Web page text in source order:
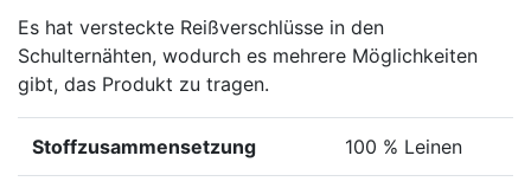
Es hat versteckte Reißverschlüsse in den
Schulternähten, wodurch es mehrere Möglichkeiten
gibt, das Produkt zu tragen.
Stoffzusammensetzung 100 % Leinen